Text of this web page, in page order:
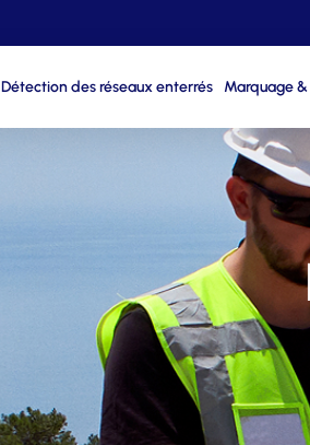
Détection des réseaux enterrés Marquage